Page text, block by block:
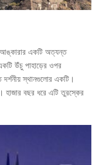
আঙ্কারার একটি অত্যন্ত
উঁচু পাহাড়ের ওপর
স্থানগুলোর একটি।
হাজার বছর ধরে এটি তুরস্কের